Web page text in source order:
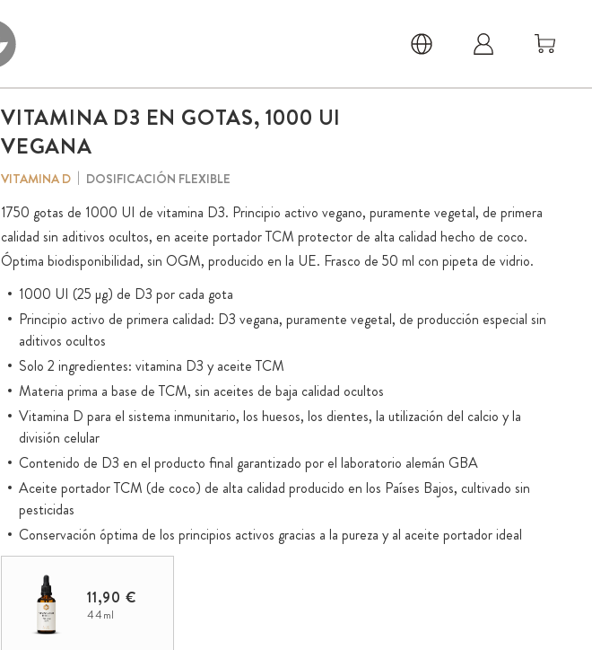
VITAMINA D3 EN GOTAS, 1000 UI
VEGANA
VITAMINA D DOSIFICACIÓN FLEXIBLE
1750 gotas de 1000 UI de vitamina D3. Principio activo vegano, puramente vegetal, de primera
calidad sin aditivos ocultos, en aceite portador TCM protector de alta calidad hecho de coco.
Óptima biodisponibilidad, sin OGM, producido en la UE. Frasco de 50 ml con pipeta de vidrio.
1000 UI (25 µg) de D3 por cada gota
Principio activo de primera calidad: D3 vegana, puramente vegetal, de producción especial sin
aditivos ocultos
Solo 2 ingredientes: vitamina D3 y aceite TCM
Materia prima a base de TCM, sin aceites de baja calidad ocultos
Vitamina D para el sistema inmunitario, los huesos, los dientes, la utilización del calcio y la
división celular
Contenido de D3 en el producto final garantizado por el laboratorio alemán GBA
Aceite portador TCM (de coco) de alta calidad producido en los Países Bajos, cultivado sin
pesticidas
Conservación óptima de los principios activos gracias a la pureza y al aceite portador ideal
Directamente bioactivo gracias a la base de aceite: la D3 liposoluble ya se absorbe en boca
Sin aditivos ocultos (sin vitamina E sintética, palmitato de ascorbilo ni aceite de palma)
Frasco de vidrio ecológico con pipeta de vidrio para una dosificación práctica
11,90 €
44ml